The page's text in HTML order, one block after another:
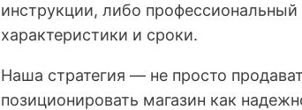
инструкции, либо
характеристики и сроки.
Наша стратегия — не просто
позиционировать магазин как